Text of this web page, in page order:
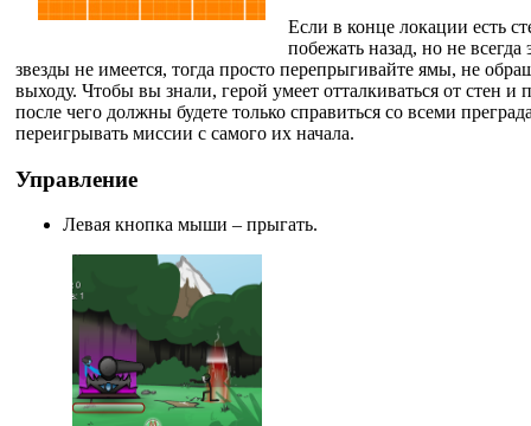
Если в конце локации есть
побежать назад, но не всегда
звезды не имеется, тогда просто перепрыгивайте ямы, не
выходу. Чтобы вы знали, герой умеет отталкиваться от стен и
после чего должны будете только справиться со всеми
переигрывать миссии с самого их начала.
Управление
Левая кнопка мыши – прыгать.